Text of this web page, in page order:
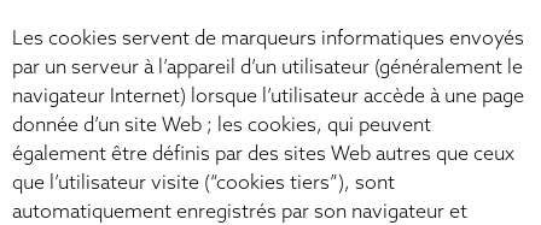
Les cookies servent de marqueurs informatiques envoyés
par un serveur à l’appareil d’un utilisateur (généralement le
navigateur Internet) lorsque l’utilisateur accède à une page
donnée d’un site Web ; les cookies, qui peuvent
également être définis par des sites Web autres que ceux
que l’utilisateur visite (“cookies tiers”), sont
automatiquement enregistrés par son navigateur et